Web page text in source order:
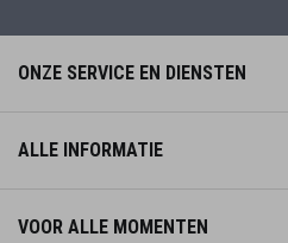
ONZE SERVICE EN DIENSTEN
ALLE INFORMATIE
VOOR ALLE MOMENTEN